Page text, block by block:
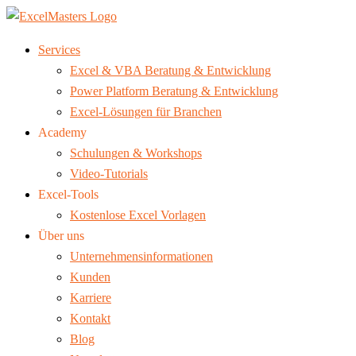
Services
Excel & VBA Beratung & Entwicklung
Power Platform Beratung & Entwicklung
Excel-Lösungen für Branchen
Academy
Schulungen & Workshops
Video-Tutorials
Excel-Tools
Kostenlose Excel Vorlagen
Über uns
Unternehmensinformationen
Kunden
Karriere
Kontakt
Blog